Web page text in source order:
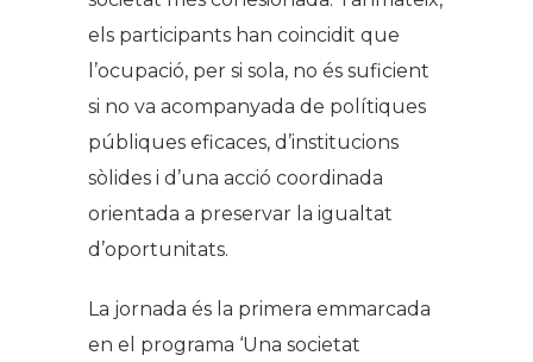
els participants han coincidit que
l’ocupació, per si sola, no és suficient
si no va acompanyada de polítiques
públiques eficaces, d’institucions
sòlides i d’una acció coordinada
orientada a preservar la igualtat
d’oportunitats.
La jornada és la primera emmarcada
en el programa ‘Una societat